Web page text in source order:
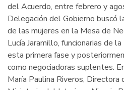
del Acuerdo, entre febrero y
Delegación del Gobierno buscó
de las mujeres en la Mesa de
Lucía Jaramillo, funcionarias de
esta primera fase y
como negociadoras suplentes.
María Paulina Riveros,